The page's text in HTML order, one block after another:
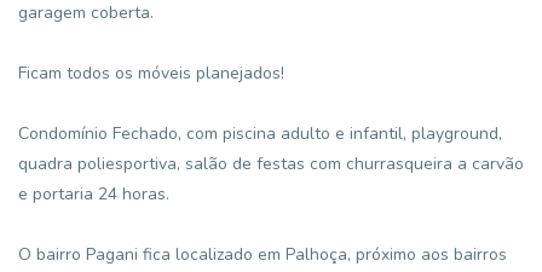
garagem coberta.
Ficam todos os móveis planejados!
Condomínio Fechado, com piscina adulto e infantil, playground,
quadra poliesportiva, salão de festas com churrasqueira a carvão
e portaria 24 horas.
O bairro Pagani fica localizado em Palhoça, próximo aos bairros